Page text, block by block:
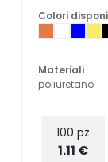
Colori
Materiali
poliuretano
100 pz
1.11 €